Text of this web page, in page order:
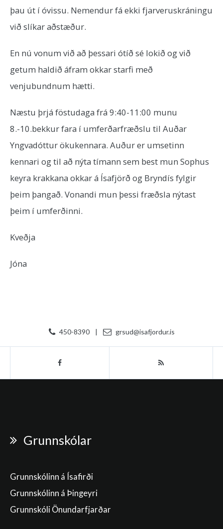
þau út í óvissu. Nemendur fá ekki fjarveruskráningu
við slíkar aðstæður.
En nú vonum við að þessari ótíð sé lokið og við
getum haldið áfram okkar starfi með
venjubundnum hætti.
Næstu þrjá föstudaga frá 9:40-11:00 munu
8.-10.bekkur fara í umferðarfræðslu til Auðar
Yngvadóttur ökukennara. Auður er umsetinn
kennari og til að nýta tímann sem best mun Sophus
keyra krakkana okkar á Ísafjörð og Bryndís fylgir
þeim þangað. Vonandi mun þessi fræðsla nýtast
þeim í umferðinni.
Kveðja
Jóna
450-8390 | grsud@isafjordur.is
Grunnskólar
Grunnskólinn á Ísafirði
Grunnskólinn á Þingeyri
Grunnskóli Önundarfjarðar